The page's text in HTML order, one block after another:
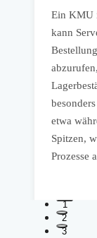
Ein KMU
kann
etwa
Spitzen,
Prozesse
1
2
3